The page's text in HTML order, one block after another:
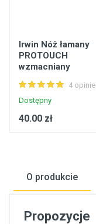
Irwin Nóż łamany
PROTOUCH
wzmacniany
4 opinie
Dostępny
40.00 zł
O produkcie
Propozycje